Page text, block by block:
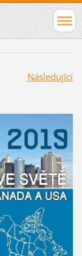
Následující